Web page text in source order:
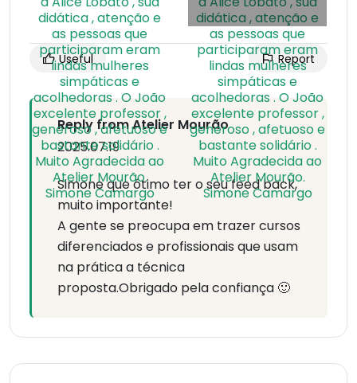
Useful Report
Reply from Atelier Mourão
2025.07.19
Simone que ótimo ter o seu feed back,
muito importante!
A gente se preocupa em trazer cursos
diferenciados e profissionais que usam
na prática a técnica
proposta.Obrigado pela confiança 🙂